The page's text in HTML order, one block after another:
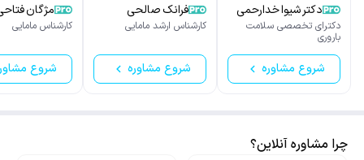
دکتر شیوا خدارحمی
دکترای تخصصی سلامت
باروری
شروع مشاوره
فرانک صالحی
کارشناس ارشد مامایی
شروع مشاوره
مژگان
کارشناس مامایی
شروع
چرا مشاوره آنلاین؟